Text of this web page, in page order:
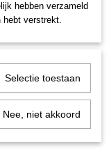
hebben verzameld
hebt verstrekt.
Selectie toestaan
Nee, niet akkoord